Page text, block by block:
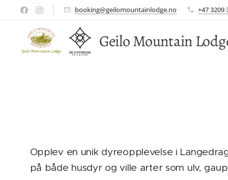
booking@geilomountainlodge.no +47 3209
Geilo Mountain
Opplev en unik dyreopplevelse i
på både husdyr og ville arter som ulv,